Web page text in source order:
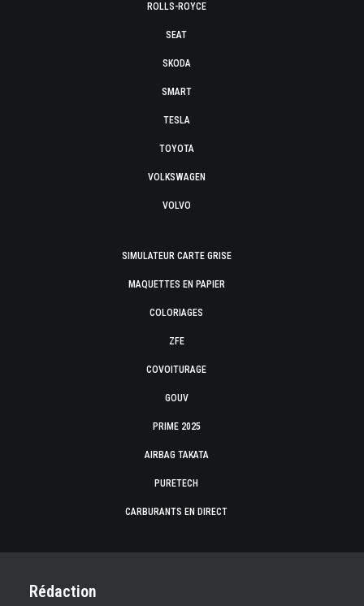
ROLLS-ROYCE
SEAT
SKODA
SMART
TESLA
TOYOTA
VOLKSWAGEN
VOLVO
SIMULATEUR CARTE GRISE
MAQUETTES EN PAPIER
COLORIAGES
ZFE
COVOITURAGE
GOUV
PRIME 2025
AIRBAG TAKATA
PURETECH
CARBURANTS EN DIRECT
Rédaction